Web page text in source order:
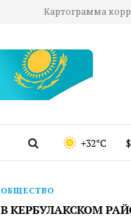
Картограмма
+32°C
ОБЩЕСТВО
В КЕРБУЛАКСКОМ